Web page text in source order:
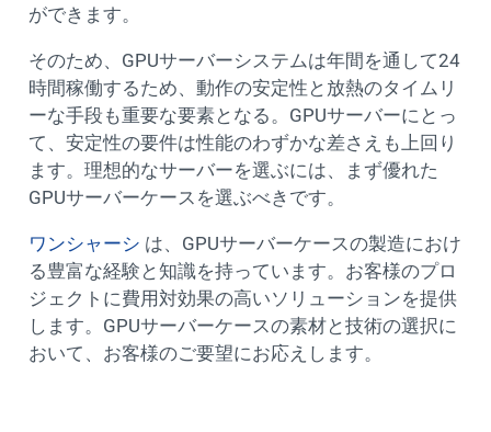
ができます。
そのため、GPUサーバーシステムは年間を通して24
時間稼働するため、動作の安定性と放熱のタイムリ
ーな手段も重要な要素となる。GPUサーバーにとっ
て、安定性の要件は性能のわずかな差さえも上回り
ます。理想的なサーバーを選ぶには、まず優れた
GPUサーバーケースを選ぶべきです。
ワンシャーシ は、GPUサーバーケースの製造におけ
る豊富な経験と知識を持っています。お客様のプロ
ジェクトに費用対効果の高いソリューションを提供
します。GPUサーバーケースの素材と技術の選択に
おいて、お客様のご要望にお応えします。